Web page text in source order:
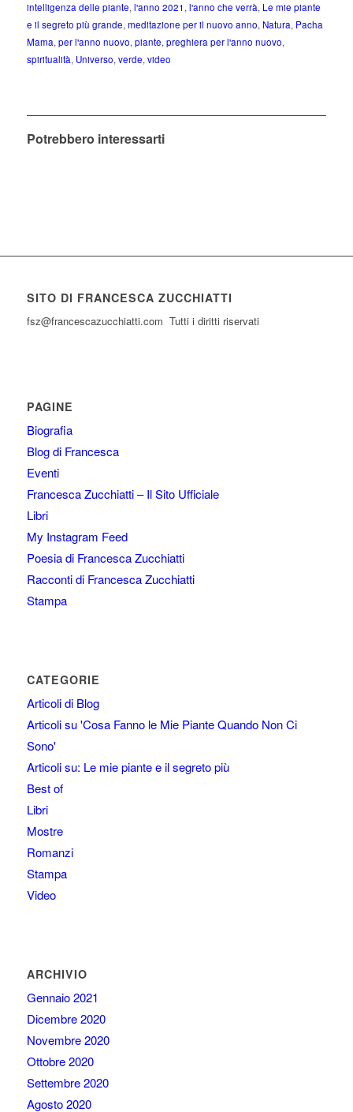
intelligenza delle piante, l'anno 2021 , l'anno che verrà, Le mie piante
e il segreto più grande, meditazione per il nuovo anno, Natura, Pacha
Mama, per l'anno nuovo, piante, preghiera per l'anno nuovo,
spiritualità, Universo, verde, video
Potrebbero interessarti
SITO DI FRANCESCA ZUCCHIATTI
fsz@francescazucchiatti.com Tutti i diritti riservati
PAGINE
Biografia
Blog di Francesca
Eventi
Francesca Zucchiatti – Il Sito Ufficiale
Libri
My Instagram Feed
Poesia di Francesca Zucchiatti
Racconti di Francesca Zucchiatti
Stampa
CATEGORIE
Articoli di Blog
Articoli su 'Cosa Fanno le Mie Piante Quando Non Ci
Sono'
Articoli su: Le mie piante e il segreto più
Best of
Libri
Mostre
Romanzi
Stampa
Video
ARCHIVIO
Gennaio 2021
Dicembre 2020
Novembre 2020
Ottobre 2020
Settembre 2020
Agosto 2020